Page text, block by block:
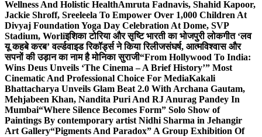
Wellness And Holistic HealthAmruta Fadnavis, Shahid Kapoor,
Jackie Shroff, Sreeleela To Empower Over 1,000 Children At
Divyaj Foundation Yoga Day Celebration At Dome, SVP
Stadium, Worliइशिका टोरिया और सृष्टि भारती का भोजपुरी लोकगीत ‘लव
यू कहबे करब’ वर्ल्डवाइड रिकॉर्ड्स ने किया रिलीजसंघर्ष, आत्मविश्वास और
सपनों की उड़ान का नाम है मोनिका सुराजी“From Hollywood To India:
Wins Deus Unveils ‘The Cinema – A Brief History’” Most
Cinematic And Professional Choice For MediaKakali
Bhattacharya Unveils Glam Beat 2.0 With Archana Gautam,
Mehjabeen Khan, Nandita Puri And RJ Anurag Pandey In
Mumbai“Where Silence Becomes Form” Solo Show of
Paintings By contemporary artist Nidhi Sharma in Jehangir
Art Gallery“Pigments And Paradox” A Group Exhibition Of